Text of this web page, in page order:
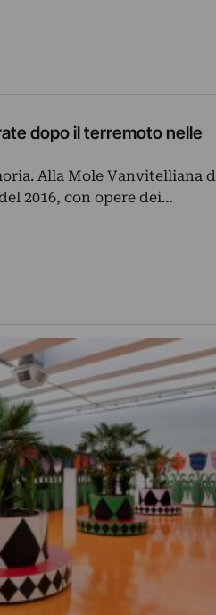
dopo il terremoto nelle
Alla Mole Vanvitelliana
2016, con opere dei…